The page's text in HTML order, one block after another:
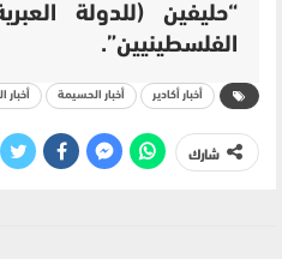
“حليفين (للدولة
الفلسطينيين”.
أخبار أكادير أخبار الحسيمة أخبار
شارك